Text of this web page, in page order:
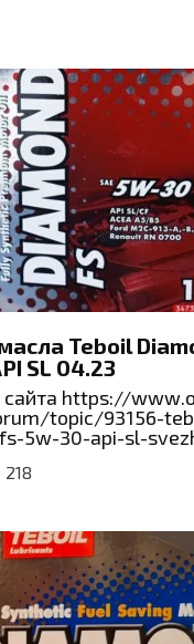
Teboil
SL 04.23
сайта https://
topic/93156-
5w-30-api-sl-
218